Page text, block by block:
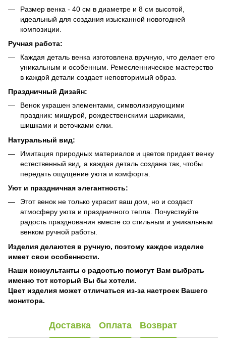
Размер венка - 40 см в диаметре и 8 см высотой,
идеальный для создания изысканной новогодней
композиции.
Ручная работа:
Каждая деталь венка изготовлена вручную, что делает его
уникальным и особенным. Ремесленническое мастерство
в каждой детали создает неповторимый образ.
Праздничный Дизайн:
Венок украшен элементами, символизирующими
праздник: мишурой, рождественскими шариками,
шишками и веточками елки.
Натуральный вид:
Имитация природных материалов и цветов придает венку
естественный вид, а каждая деталь создана так, чтобы
передать ощущение уюта и комфорта.
Уют и праздничная элегантность:
Этот венок не только украсит ваш дом, но и создаст
атмосферу уюта и праздничного тепла. Почувствуйте
радость празднования вместе со стильным и уникальным
венком ручной работы.
Изделия делаются в ручную, поэтому каждое изделие
имеет свои особенности.
Наши консультанты с радостью помогут Вам выбрать
именно тот который Вы бы хотели.
Цвет изделия может отличаться из-за настроек Вашего
монитора.
Доставка Оплата Возврат